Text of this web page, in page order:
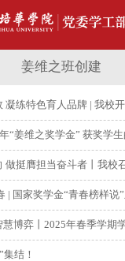
姜维之班创建
人品牌 | 我校开展2025-2026学年“姜
“姜维之奖学金” 获奖学
当奋斗者丨我校召开首届国家奖学
金“青春榜样说”主题示范宣讲活动暨“学
2025年春季学期学风建设暨“姜维
结！